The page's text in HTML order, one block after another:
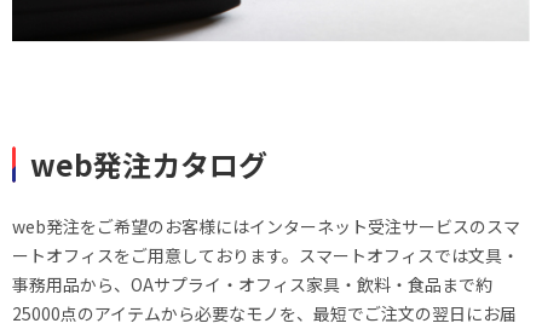
web発注カタログ
web発注をご希望のお客様にはインターネット受注サービスのスマ
ートオフィスをご用意しております。スマートオフィスでは文具・
事務用品から、OAサプライ・オフィス家具・飲料・食品まで約
25000点のアイテムから必要なモノを、最短でご注文の翌日にお届